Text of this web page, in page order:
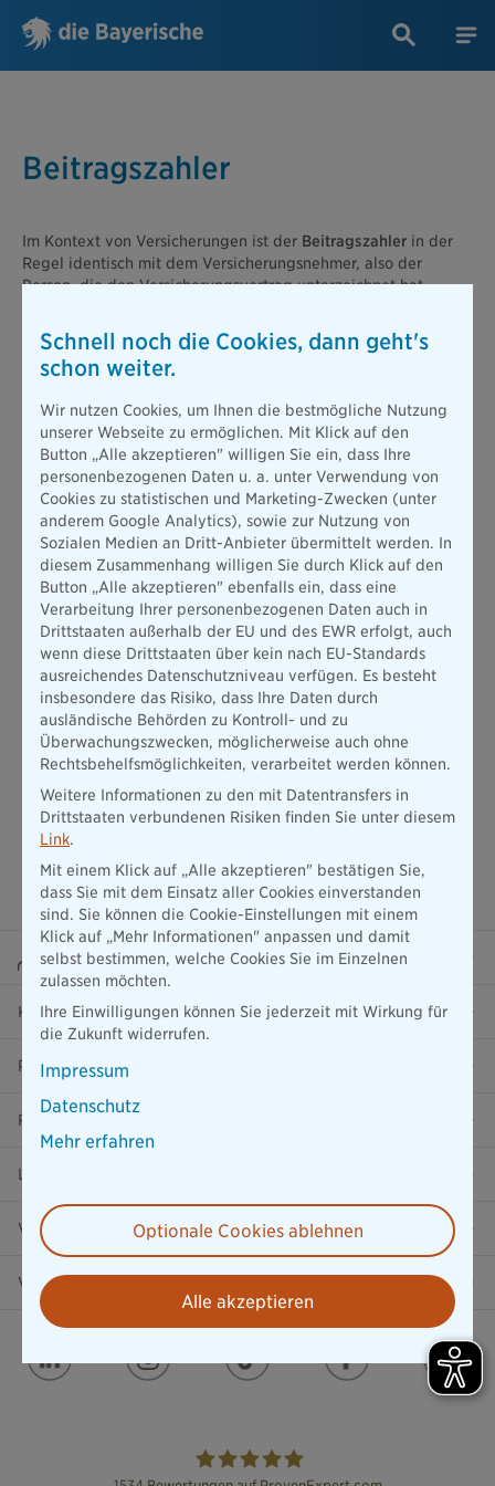
Beitragszahler
Im Kontext von Versicherungen ist der Beitragszahler in der
Regel identisch mit dem Versicherungsnehmer, also der
Person, die den Versicherungsvertrag unterzeichnet hat.
Empfänger der Versicherungsleistungen sein. Diese können
auch einer als "versicherte Person" oder "Bezugsberechtigter"
bezeichneten dritten Person zukommen. Es besteht also eine
während der Beitragszahler für die finanzielle Abwicklung
verantwortlich ist.
Anders sieht es jedoch aus, wenn staatliche Regelungen
involviert sind. Bei steuerlich geförderten
Altersvorsorgeprodukten wie der Riester-Rente ist es streng
geregelt, dass der Beitragszahler und der
Leistungsempfänger identisch sein müssen. In solchen Fällen
ist eine Übernahme der Beitragszahlungen durch Dritte
grundsätzlich nicht möglich. Wer also in diesem Fall die
Beiträge entrichtet, ist auch der einzige, der die Vorteile der
Riester-Rente nutzen kann.
Beraterportal
Karriere
Presse
Ratgeber
Lob & Kritik
Versicherung in der Nähe
Vertrag widerrufen
Schnell noch die Cookies, dann geht's
schon weiter.
Wir nutzen Cookies, um Ihnen die bestmögliche Nutzung
unserer Webseite zu ermöglichen. Mit Klick auf den
Button „Alle akzeptieren" willigen Sie ein, dass Ihre
personenbezogenen Daten u. a. unter Verwendung von
Cookies zu statistischen und Marketing-Zwecken (unter
anderem Google Analytics), sowie zur Nutzung von
Sozialen Medien an Dritt-Anbieter übermittelt werden. In
diesem Zusammenhang willigen Sie durch Klick auf den
Button „Alle akzeptieren" ebenfalls ein, dass eine
Verarbeitung Ihrer personenbezogenen Daten auch in
Drittstaaten außerhalb der EU und des EWR erfolgt, auch
wenn diese Drittstaaten über kein nach EU-Standards
ausreichendes Datenschutzniveau verfügen. Es besteht
insbesondere das Risiko, dass Ihre Daten durch
ausländische Behörden zu Kontroll- und zu
Überwachungszwecken, möglicherweise auch ohne
Rechtsbehelfsmöglichkeiten, verarbeitet werden können.
Weitere Informationen zu den mit Datentransfers in
Drittstaaten verbundenen Risiken finden Sie unter diesem
Link.
Mit einem Klick auf „Alle akzeptieren" bestätigen Sie,
dass Sie mit dem Einsatz aller Cookies einverstanden
sind. Sie können die Cookie-Einstellungen mit einem
Klick auf „Mehr Informationen" anpassen und damit
selbst bestimmen, welche Cookies Sie im Einzelnen
zulassen möchten.
Ihre Einwilligungen können Sie jederzeit mit Wirkung für
die Zukunft widerrufen.
Impressum
Datenschutz
Mehr erfahren
Optionale Cookies ablehnen
Alle akzeptieren